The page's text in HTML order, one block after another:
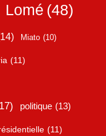
Lomé (48)
Miato (10)
(11)
politique (13)
(11)